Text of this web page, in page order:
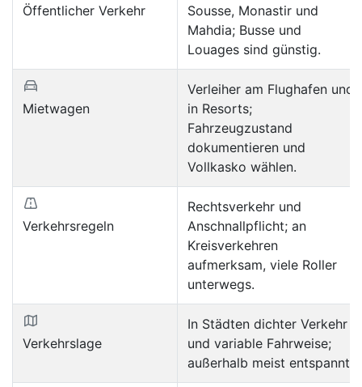
Öffentlicher Verkehr
Sousse, Monastir und
Mahdia; Busse und
Louages sind günstig.
Mietwagen
Verleiher am Flughafen und
in Resorts;
Fahrzeugzustand
dokumentieren und
Vollkasko wählen.
Verkehrsregeln
Rechtsverkehr und
Anschnallpflicht; an
Kreisverkehren
aufmerksam, viele Roller
unterwegs.
Verkehrslage
In Städten dichter Verkehr
und variable Fahrweise;
außerhalb meist entspannt.